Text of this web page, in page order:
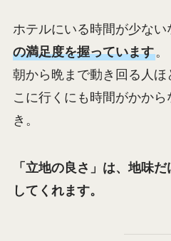
ホテルにいる時間が少ない
の満足度を握っています。
朝から晩まで動き回る人
こに行くにも時間がかか
き。
「立地の良さ」は、地味
してくれます。